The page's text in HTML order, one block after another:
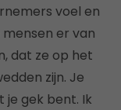
voel en
er van
dat ze op het
zijn. Je
gek bent. Ik